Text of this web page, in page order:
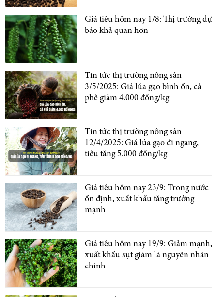
Giá tiêu hôm nay 1/8: Thị trường dự
báo khả quan hơn
Tin tức thị trường nông sản
3/5/2025: Giá lúa gạo bình ổn, cà
phê giảm 4.000 đồng/kg
Tin tức thị trường nông sản
12/4/2025: Giá lúa gạo đi ngang,
tiêu tăng 5.000 đồng/kg
Giá tiêu hôm nay 23/9: Trong nước
ổn định, xuất khẩu tăng trưởng
mạnh
Giá tiêu hôm nay 19/9: Giảm mạnh,
xuất khẩu sụt giảm là nguyên nhân
chính